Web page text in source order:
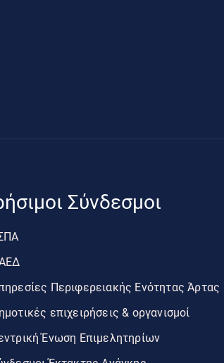
Σύνδεσμοι
Περιφερειακής Ενότητας Άρτας
επιχειρήσεις & οργανισμοί
Ένωση Επιμελητηρίων